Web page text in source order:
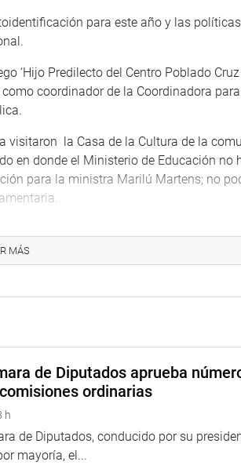
para este año y las
‘Hijo Predilecto del Centro Poblado Cruz
coordinador de la Coordinadora
visitaron la Casa de la Cultura de la
en donde el Ministerio de Educación no
para la ministra Marilú Martens; no
Izquierdo inauguró la segunda mesa de
a fin de escuchar las necesidades de
el Plan Censo del 2017.
MÁS
de Diputados aprueba
ordinarias
h
de Diputados, conducido por su
mayoría, el...